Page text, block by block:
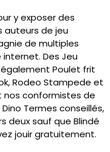
y exposer des
auteurs de jeu
de multiples
Des Jeu
Poulet frit
Rodeo Stampede et
nos conformistes de
Termes conseillés,
deux sauf que Blindé
jouir gratuitement.